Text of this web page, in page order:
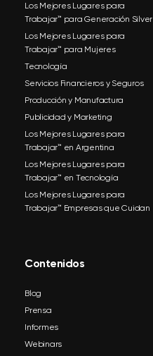
Los Mejores Lugares para
Trabajar™ para Generación Silver
Los Mejores Lugares para
Trabajar™ para Mujeres
Tecnología
Servicios Financieros y Seguros
Producción y Manufactura
Publicidad y Marketing
Los Mejores Lugares para
Trabajar™ en Argentina
Los Mejores Lugares para
Trabajar™ en Tecnología
Los Mejores Lugares para
Trabajar™ Empresas que Cuidan
Contenidos
Blog
Prensa
Informes
Webinars